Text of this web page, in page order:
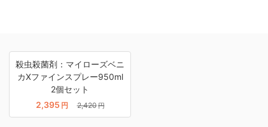
殺虫殺菌剤：マイローズベニ
カXファインスプレー950ml
2個セット
2,395 円 2,420円